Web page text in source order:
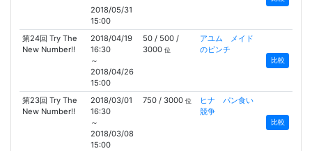
2018/05/31
15:00
第24回 Try The
New Number!!
2018/04/19
16:30
～
2018/04/26
15:00
50 / 500 /
3000位
アユム メイド
のピンチ
比較
第23回 Try The
New Number!!
2018/03/01
16:30
～
2018/03/08
15:00
750 / 3000位
ヒナ パン食い
競争
比較